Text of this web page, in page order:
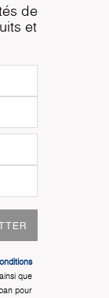
de
et
que
pour